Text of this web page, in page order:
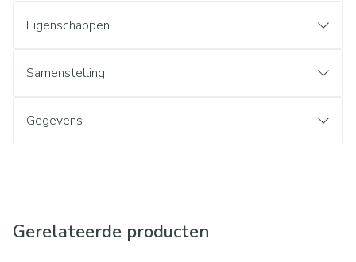
Eigenschappen
Samenstelling
Gegevens
Gerelateerde producten